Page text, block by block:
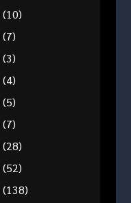
(10)
(7)
(3)
(4)
(5)
(7)
(28)
(52)
(138)